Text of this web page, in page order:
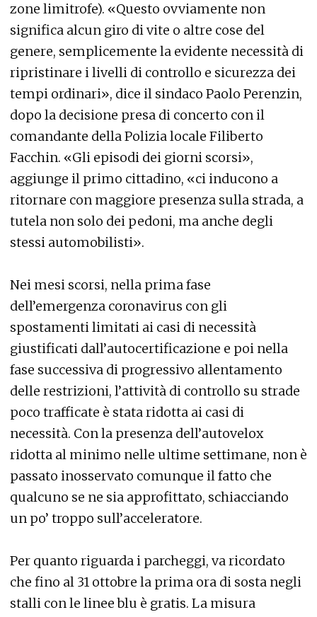
zone limitrofe). «Questo ovviamente non
significa alcun giro di vite o altre cose del
genere, semplicemente la evidente necessità di
ripristinare i livelli di controllo e sicurezza dei
tempi ordinari», dice il sindaco Paolo Perenzin,
dopo la decisione presa di concerto con il
comandante della Polizia locale Filiberto
Facchin. «Gli episodi dei giorni scorsi»,
aggiunge il primo cittadino, «ci inducono a
ritornare con maggiore presenza sulla strada, a
tutela non solo dei pedoni, ma anche degli
stessi automobilisti».
Nei mesi scorsi, nella prima fase
dell’emergenza coronavirus con gli
spostamenti limitati ai casi di necessità
giustificati dall’autocertificazione e poi nella
fase successiva di progressivo allentamento
delle restrizioni, l’attività di controllo su strade
poco trafficate è stata ridotta ai casi di
necessità. Con la presenza dell’autovelox
ridotta al minimo nelle ultime settimane, non è
passato inosservato comunque il fatto che
qualcuno se ne sia approfittato, schiacciando
un po’ troppo sull’acceleratore.
Per quanto riguarda i parcheggi, va ricordato
che fino al 31 ottobre la prima ora di sosta negli
stalli con le linee blu è gratis. La misura